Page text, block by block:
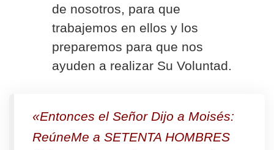
de nosotros, para que
trabajemos en ellos y los
preparemos para que nos
ayuden a realizar Su Voluntad.
«Entonces el Señor Dijo a Moisés:
ReúneMe a SETENTA HOMBRES